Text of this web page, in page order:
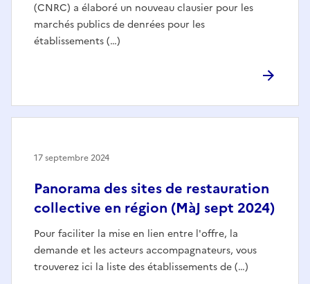
(CNRC) a élaboré un nouveau clausier pour les
marchés publics de denrées pour les
établissements (…)
Panorama des sites de restauration
collective en région (MàJ sept 2024)
Pour faciliter la mise en lien entre l'offre, la
demande et les acteurs accompagnateurs, vous
trouverez ici la liste des établissements de (…)
17 septembre 2024